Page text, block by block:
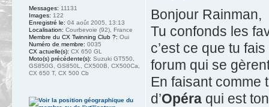
Bonjour Rainman,
Tu confonds les
c’est ce que tu
forum qui se
En faisant comme
d’Opéraqui est
Messages: 11131
Images: 122
Enregistré le: 04 août 2005, 13:13
Localisation: Courbevoie (92), France
Membre du CX Twinning Club ?: Oui
Numéro de membre: 0035
CX actuelle(s): CX 650 GL
Moto(s) précédente(s): Suzuki GT550,
GS850G, GS850L, CX500B, CX500Ca,
CX 650 T, CX 500 Cb